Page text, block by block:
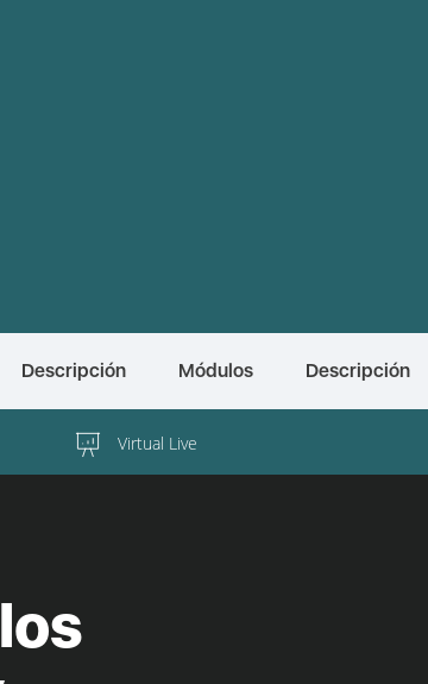
Descripción Módulos Descripción
Virtual Live